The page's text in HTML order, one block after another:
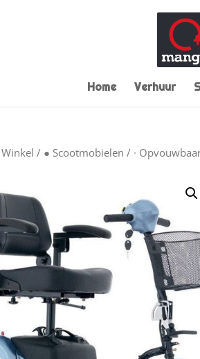
Home Verhuur
Winkel / ● Scootmobielen / ∙